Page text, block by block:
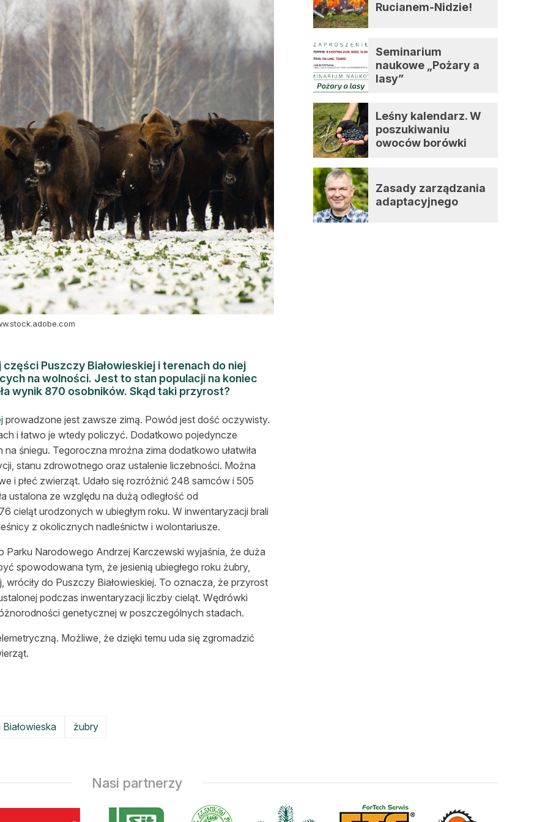
prywatne
Puszczy Białowieskiej i terenach do niej
na wolności. Jest to stan populacji na koniec
wynik 870 osobników. Skąd taki przyrost?
prowadzone jest zawsze zimą. Powód jest dość oczywisty.
i łatwo je wtedy policzyć. Dodatkowo pojedyncze
śniegu. Tegoroczna mroźna zima dodatkowo ułatwiła
stanu zdrowotnego oraz ustalenie liczebności. Można
i płeć zwierząt. Udało się rozróżnić 248 samców i 505
ustalona ze względu na dużą odległość od
cieląt urodzonych w ubiegłym roku. W inwentaryzacji brali
z okolicznych nadleśnictw i wolontariusze.
Parku Narodowego Andrzej Karczewski wyjaśnia, że duża
spowodowana tym, że jesienią ubiegłego roku żubry,
do Puszczy Białowieskiej. To oznacza, że przyrost
podczas inwentaryzacji liczby cieląt. Wędrówki
genetycznej w poszczególnych stadach.
Możliwe, że dzięki temu uda się zgromadzić
żubry
Rucianem-Nidzie!
Seminarium
naukowe „Pożary a
lasy”
Leśny kalendarz. W
poszukiwaniu
owoców borówki
Zasady zarządzania
adaptacyjnego
Nasi partnerzy